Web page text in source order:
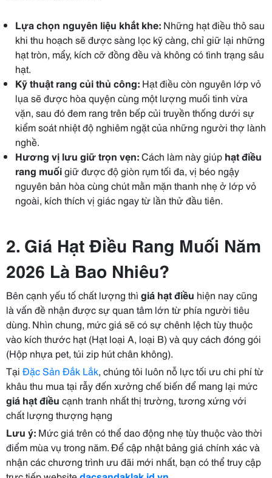
Lựa chọn nguyên liệu khắt khe: Những hạt điều thô sau
khi thu hoạch sẽ được sàng lọc kỹ càng, chỉ giữ lại những
hạt tròn, mẩy, kích cỡ đồng đều và không có tình trạng sâu
hạt.
Kỹ thuật rang củi thủ công: Hạt điều còn nguyên lớp vỏ
lụa sẽ được hòa quyện cùng một lượng muối tinh vừa
vặn, sau đó đem rang trên bếp củi truyền thống dưới sự
kiểm soát nhiệt độ nghiêm ngặt của những người thợ lành
nghề.
Hương vị lưu giữ trọn vẹn:Cách làm này giúp hạt điều
rang muốigiữ được độ giòn rụm tối đa, vị béo ngậy
nguyên bản hòa cùng chút mằn mặn thanh nhẹ ở lớp vỏ
ngoài, kích thích vị giác ngay từ lần thử đầu tiên.
2. Giá Hạt Điều Rang Muối Năm
2026 Là Bao Nhiêu?
Bên cạnh yếu tố chất lượng thì giá hạt điều hiện nay cũng
là vấn đề nhận được sự quan tâm lớn từ phía người tiêu
dùng. Nhìn chung, mức giá sẽ có sự chênh lệch tùy thuộc
vào kích thước hạt (Hạt loại A, loại B) và quy cách đóng gói
(Hộp nhựa pet, túi zip hút chân không).
Tại Đặc Sản Đắk Lắk, chúng tôi luôn nỗ lực tối ưu chi phí từ
khâu thu mua tại rẫy đến xưởng chế biến để mang lại mức
giá hạt điều cạnh tranh nhất thị trường, tương xứng với
chất lượng thượng hạng
Lưu ý: Mức giá trên có thể dao động nhẹ tùy thuộc vào thời
điểm mùa vụ trong năm. Để cập nhật bảng giá chính xác và
nhận các chương trình ưu đãi mới nhất, bạn có thể truy cập